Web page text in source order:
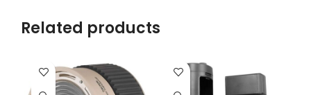
Related products